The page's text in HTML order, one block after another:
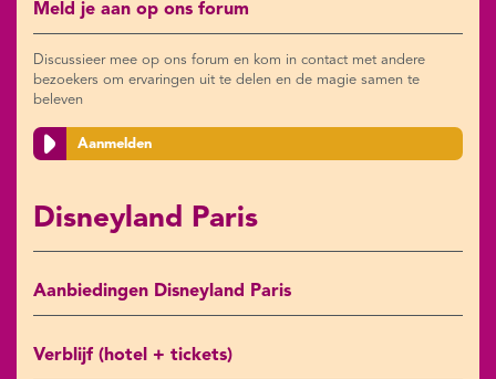
Meld je aan op ons forum
Discussieer mee op ons forum en kom in contact met andere
bezoekers om ervaringen uit te delen en de magie samen te
beleven
Aanmelden
Disneyland Paris
Aanbiedingen Disneyland Paris
Verblijf (hotel + tickets)